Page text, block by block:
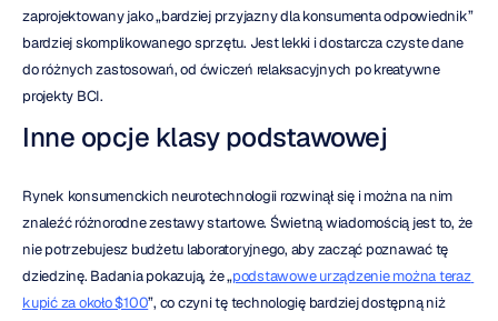
zaprojektowany jako „bardziej przyjazny dla konsumenta odpowiednik”
bardziej skomplikowanego sprzętu. Jest lekki i dostarcza czyste dane
do różnych zastosowań, od ćwiczeń relaksacyjnych po kreatywne
projekty BCI.
Inne opcje klasy podstawowej
Rynek konsumenckich neurotechnologii rozwinął się i można na nim
znaleźć różnorodne zestawy startowe. Świetną wiadomością jest to, że
nie potrzebujesz budżetu laboratoryjnego, aby zacząć poznawać tę
dziedzinę. Badania pokazują, że „podstawowe urządzenie można teraz
kupić za około $100”, co czyni tę technologię bardziej dostępną niż